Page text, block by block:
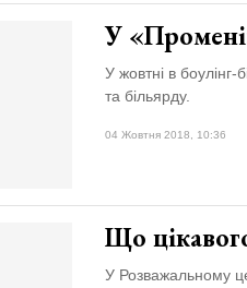
У
У жовтні в боулінг-
та більярду.
04 Жовтня 2018, 10:36
Що
У Розважальному